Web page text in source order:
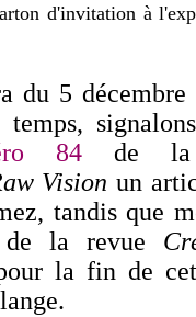
d'invitation à
5 décembre
temps,
84 de la
Vision un
tandis que
la revue
la fin de